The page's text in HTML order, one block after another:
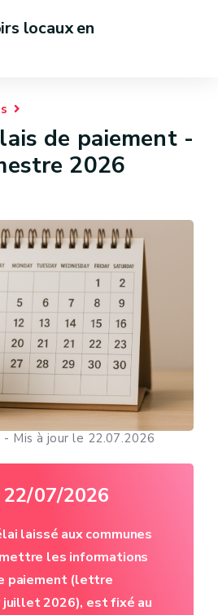
locaux en
de paiement -
2026
Mis à jour le 22.07.2026
07/2026
laissé aux communes
les informations
paiement (lettre
juillet 2026), est fixé au